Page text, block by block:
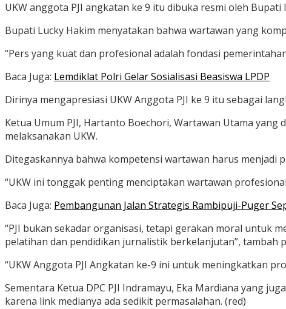
UKW anggota PJI angkatan ke 9 itu dibuka resmi oleh Bupati
Bupati Lucky Hakim menyatakan bahwa wartawan yang
“Pers yang kuat dan profesional adalah fondasi
Baca Juga: Lemdiklat Polri Gelar Sosialisasi Beasiswa LPDP
Dirinya mengapresiasi UKW Anggota PJI ke 9 itu sebagai
Ketua Umum PJI, Hartanto Boechori, Wartawan Utama
melaksanakan UKW.
Ditegaskannya bahwa kompetensi wartawan harus menjadi
“UKW ini tonggak penting menciptakan wartawan
Baca Juga: Pembangunan Jalan Strategis Rambipuji-Puger
“PJI bukan sekadar organisasi, tetapi gerakan moral untuk
pelatihan dan pendidikan jurnalistik berkelanjutan”, tambah
“UKW Anggota PJI Angkatan ke-9 ini untuk meningkatkan
Sementara Ketua DPC PJI Indramayu, Eka Mardiana yang
karena link medianya ada sedikit permasalahan. (red)